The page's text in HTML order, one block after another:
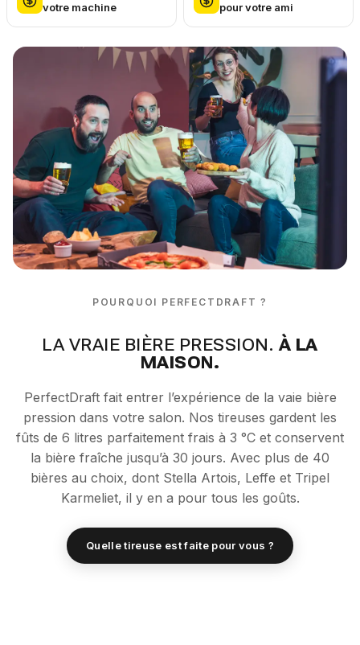
votre machine
pour votre ami
POURQUOI PERFECTDRAFT ?
LA VRAIE BIÈRE PRESSION. À LA
MAISON.
PerfectDraft fait entrer l’expérience de la vaie bière
pression dans votre salon. Nos tireuses gardent les
fûts de 6 litres parfaitement frais à 3 °C et conservent
la bière fraîche jusqu’à 30 jours. Avec plus de 40
bières au choix, dont Stella Artois, Leffe et Tripel
Karmeliet, il y en a pour tous les goûts.
Quelle tireuse est faite pour vous ?